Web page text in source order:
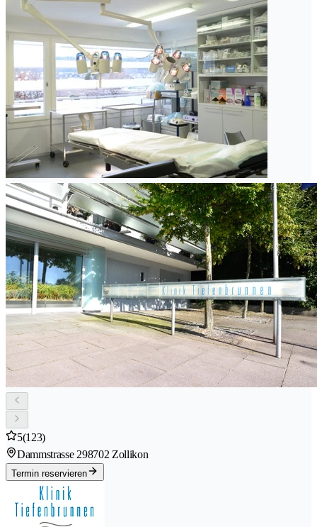
5(123)
Dammstrasse 298702 Zollikon
Termin reservieren